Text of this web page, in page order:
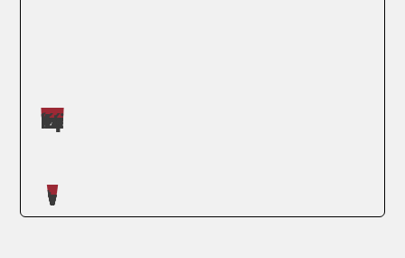
Máster impartidos por Judit López Martínez